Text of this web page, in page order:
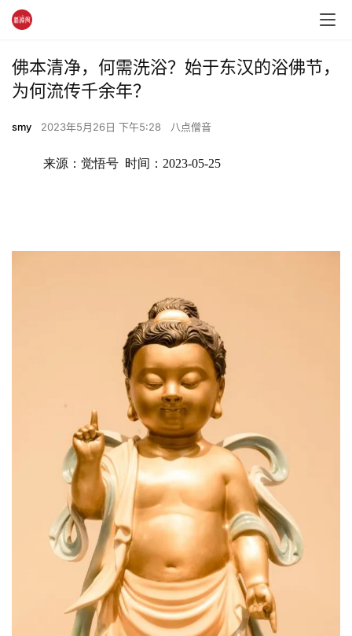
佛本清净，何需洗浴？始于东汉的浴佛节，
为何流传千余年？
smy 2023年5月26日 下午5:28 八点僧音
来源：觉悟号  时间：2023-05-25